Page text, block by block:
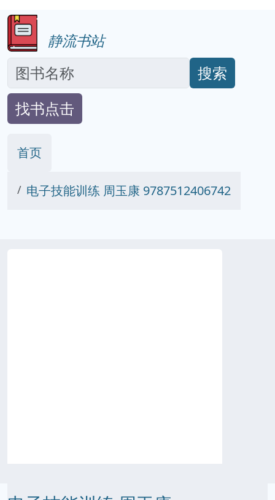
静流书站
搜索
找书点击
首页
电子技能训练 周玉康 9787512406742